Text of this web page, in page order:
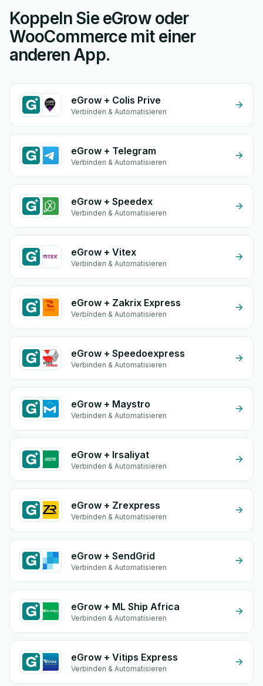
Koppeln Sie eGrow oder
WooCommerce mit einer
anderen App.
eGrow + Colis Prive
Verbinden & Automatisieren
eGrow + Telegram
Verbinden & Automatisieren
eGrow + Speedex
Verbinden & Automatisieren
eGrow + Vitex
Verbinden & Automatisieren
eGrow + Zakrix Express
Verbinden & Automatisieren
eGrow + Speedoexpress
Verbinden & Automatisieren
eGrow + Maystro
Verbinden & Automatisieren
eGrow + Irsaliyat
Verbinden & Automatisieren
eGrow + Zrexpress
Verbinden & Automatisieren
eGrow + SendGrid
Verbinden & Automatisieren
eGrow + ML Ship Africa
Verbinden & Automatisieren
eGrow + Vitips Express
Verbinden & Automatisieren